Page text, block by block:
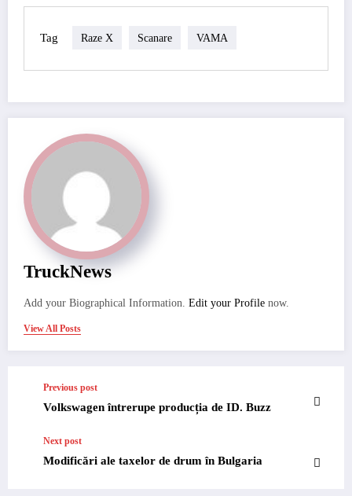
Tag Raze X Scanare VAMA
TruckNews
Add your Biographical Information. Edit your Profile now.
View All Posts
Previous post
Volkswagen întrerupe producția de ID. Buzz
Next post
Modificări ale taxelor de drum în Bulgaria